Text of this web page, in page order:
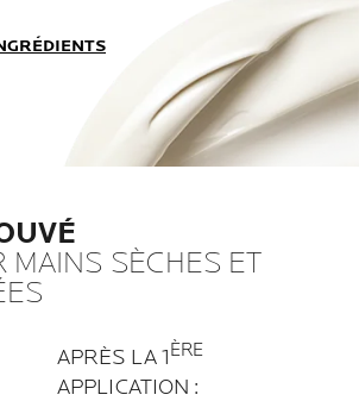
MAINS SÈCHES ET
APRÈS LA 1ÈRE
APPLICATION :